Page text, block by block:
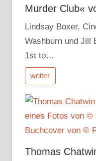
Murder Club«
Lindsay Boxer,
Washburn und Jill
1st to…
weiter
Thomas